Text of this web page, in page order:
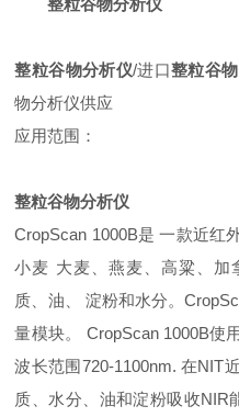
整粒谷物分析仪
整粒谷物分析仪/进口整粒谷
物分析仪供应
应用范围：
整粒谷物分析仪
CropScan 1000B是 一款近红
小麦 大麦、燕麦、高粱、加
质、油、
淀粉和水分。
量模块。
CropScan 1000B使
波长范围720-1100nm.在NIT
质、水分、油和淀粉吸收NIR